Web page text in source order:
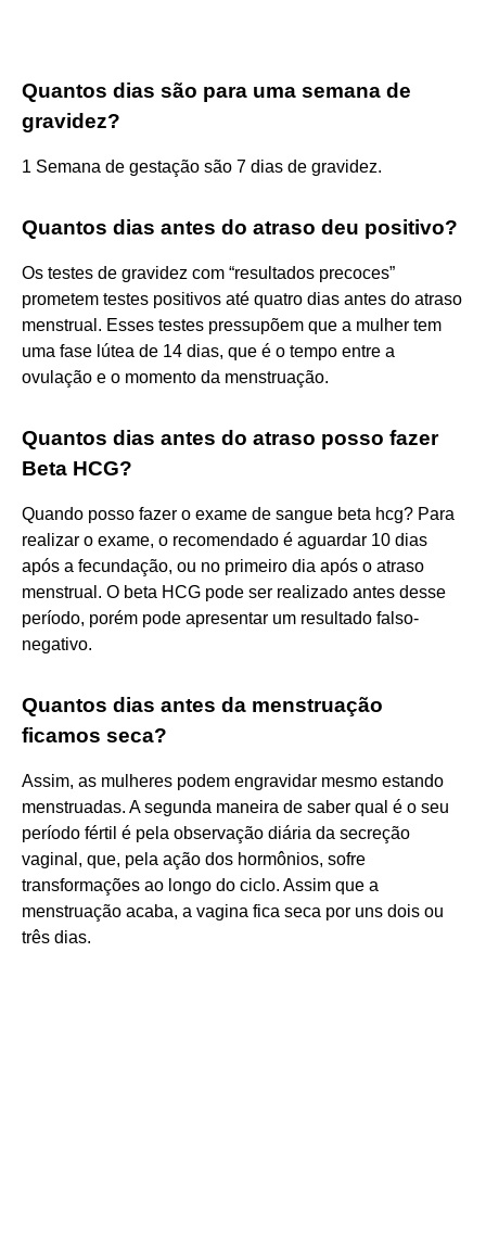
Quantos dias são para uma semana de
gravidez?
1 Semana de gestação são 7 dias de gravidez.
Quantos dias antes do atraso deu positivo?
Os testes de gravidez com “resultados precoces”
prometem testes positivos até quatro dias antes do atraso
menstrual. Esses testes pressupõem que a mulher tem
uma fase lútea de 14 dias, que é o tempo entre a
ovulação e o momento da menstruação.
Quantos dias antes do atraso posso fazer
Beta HCG?
Quando posso fazer o exame de sangue beta hcg? Para
realizar o exame, o recomendado é aguardar 10 dias
após a fecundação, ou no primeiro dia após o atraso
menstrual. O beta HCG pode ser realizado antes desse
período, porém pode apresentar um resultado falso-
negativo.
Quantos dias antes da menstruação
ficamos seca?
Assim, as mulheres podem engravidar mesmo estando
menstruadas. A segunda maneira de saber qual é o seu
período fértil é pela observação diária da secreção
vaginal, que, pela ação dos hormônios, sofre
transformações ao longo do ciclo. Assim que a
menstruação acaba, a vagina fica seca por uns dois ou
três dias.